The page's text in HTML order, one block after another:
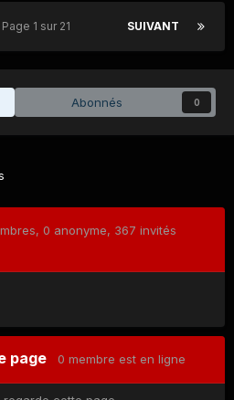
SUIVANT
Page 1 sur 21
Abonnés 0
, 0 anonyme, 367 invités
page 0 membre est en ligne